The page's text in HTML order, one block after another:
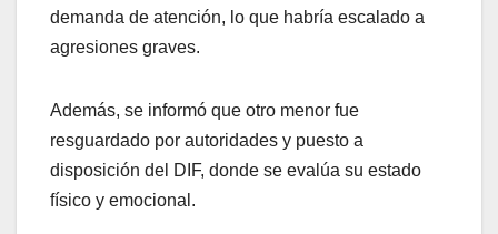
demanda de atención, lo que habría escalado a
agresiones graves.
Además, se informó que otro menor fue
resguardado por autoridades y puesto a
disposición del DIF, donde se evalúa su estado
físico y emocional.